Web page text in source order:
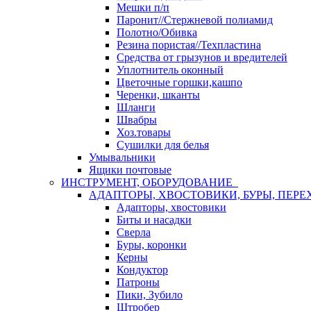
Мешки п/п
Паронит//Стержневой полиамид
Полотно/Обивка
Резина пористая//Техпластина
Средства от грызунов и вредителей
Уплотнитель оконный
Цветочные горшки,кашпо
Черенки, шканты
Шланги
Швабры
Хоз.товары
Сушилки для белья
Умывальники
Ящики почтовые
ИНСТРУМЕНТ, ОБОРУДОВАНИЕ
АДАПТОРЫ, ХВОСТОВИКИ, БУРЫ,
Адапторы, хвостовики
Биты и насадки
Сверла
Буры, коронки
Керны
Кондуктор
Патроны
Пики, Зубило
Штробер